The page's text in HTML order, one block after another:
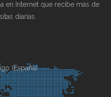
en Internet que recibe más de
diarias.
(España)